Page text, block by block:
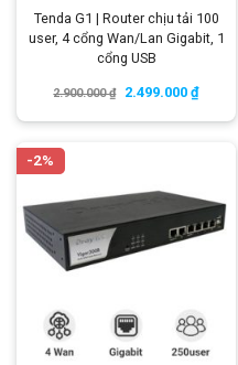
Tenda G1 | Router chịu tải 100
user, 4 cổng Wan/Lan Gigabit, 1
cổng USB
2.900.000₫ 2.499.000 ₫
-2%